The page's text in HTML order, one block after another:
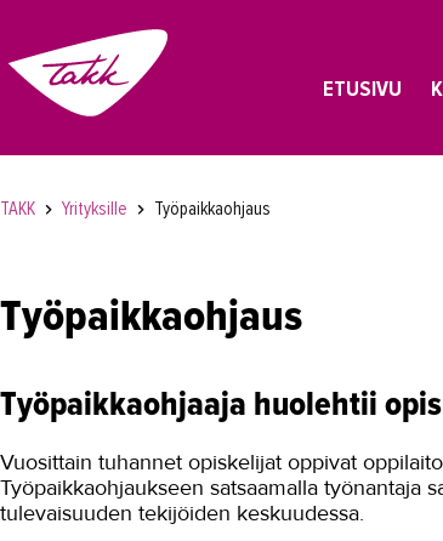
ETUSIVU
TAKK Yrityksille Työpaikkaohjaus
Työpaikkaohjaus
Työpaikkaohjaaja huolehtii
Vuosittain tuhannet opiskelijat oppivat
Työpaikkaohjaukseen satsaamalla työnantaja
tulevaisuuden tekijöiden keskuudessa.